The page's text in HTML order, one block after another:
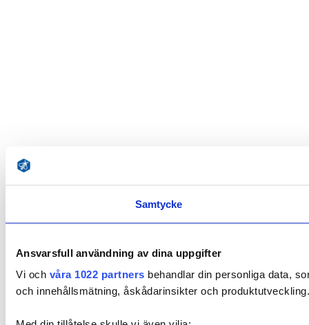
Samtycke
Ansvarsfull användning av dina uppgifter
Vi och våra 1022 partners behandlar din personliga data,
och innehållsmätning, åskådarinsikter och